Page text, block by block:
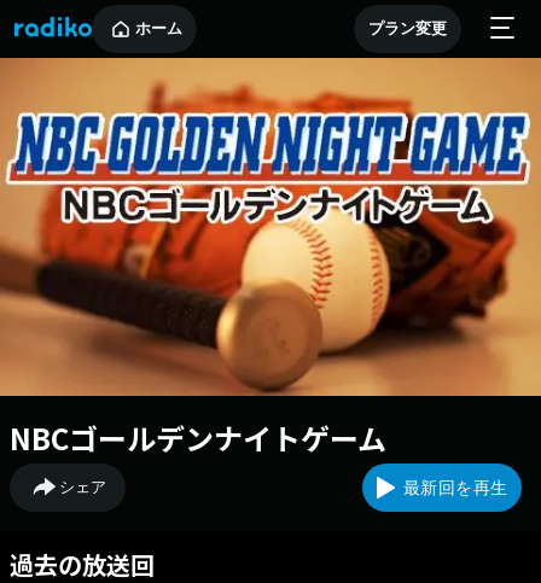
ホーム プラン変更
NBCゴールデンナイトゲーム
シェア 最新回を再生
過去の放送回